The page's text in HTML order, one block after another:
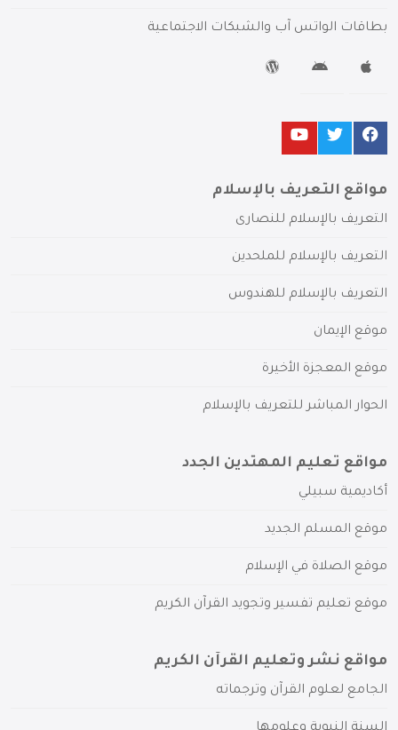
بطاقات الواتس آب والشبكات الاجتماعية
مواقع التعريف بالإسلام
التعريف بالإسلام للنصارى
التعريف بالإسلام للملحدين
التعريف بالإسلام للهندوس
موقع الإيمان
موقع المعجزة الأخيرة
الحوار المباشر للتعريف بالإسلام
مواقع تعليم المهتدين الجدد
أكاديمية سبيلي
موقع المسلم الجديد
موقع الصلاة في الإسلام
موقع تعليم تفسير وتجويد القرآن الكريم
مواقع نشر وتعليم القرآن الكريم
الجامع لعلوم القرآن وترجماته